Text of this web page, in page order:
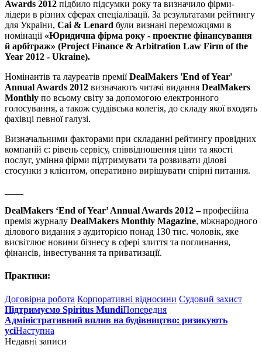
Awards 2012 підбило підсумки року та визначило фірми-
лідери в різних сферах спеціалізації. За результатами рейтингу
для України, Cai & Lenard були визнані переможцями в
номінації «Юридична фірма року - проектне фінансування
й арбітраж» (Project Finance & Arbitration Law Firm of the
Year 2012 - Ukraine).
Номінантів та лауреатів преміїDealMakers 'End of Year'
Annual Awards 2012 визначають читачі видання DealMakers
Monthly по всьому світу за допомогою електронного
голосування, а також суддівська колегія, до складу якої входять
фахівці певної галузі.
Визначальними факторами при складанні рейтингу провідних
компаній є: рівень сервісу, співвідношення ціни та якості
послуг, уміння фірми підтримувати та розвивати ділові
стосунки з клієнтом, оперативно вирішувати спірні питання.
DealMakers ‘End of Year’ Annual Awards 2012 –професійна
премія журналу DealMakers Monthly Magazine, міжнародного
ділового видання з аудиторією понад 130 тис. чоловік, яке
висвітлює новини бізнесу в сфері злиття та поглинання,
фінансів, інвестування та приватизації.
Практики:
Договірна робота Корпоративні відносини Судовий захист
Підтримуємо Spiritus MundiПопередня
Адміністративний вплив на будівництво: ризикують
усіНаступна
Недавні записи